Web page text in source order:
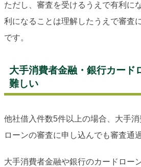
ただし、審査を受けるうえで有利に
利になることは理解したうえで審査
です。
大手消費者金融・銀行カード
難しい
他社借入件数5件以上の場合、大手
ローンの審査に申し込んでも審査通
大手消費者金融や銀行のカードロー